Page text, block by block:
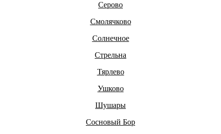
Серово
Смолячково
Солнечное
Стрельна
Тярлево
Ушково
Шушары
Сосновый Бор